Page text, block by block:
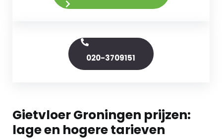
020-3709151
Gietvloer Groningen prijzen:
lage en hogere tarieven